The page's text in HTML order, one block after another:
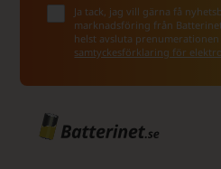
Ja tack, jag vill gärna få
marknadsföring från
helst avsluta prenumerationen
samtyckesförklaring för